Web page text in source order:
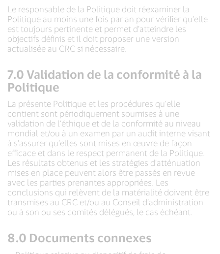
Le responsable de la Politique doit réexaminer la
Politique au moins une fois par an pour vérifier qu’elle
est toujours pertinente et permet d’atteindre les
objectifs définis et il doit proposer une version
actualisée au CRC si nécessaire.
7.0 Validation de la conformité à la
Politique
La présente Politique et les procédures qu’elle
contient sont périodiquement soumises à une
validation de l’éthique et de la conformité au niveau
mondial et/ou à un examen par un audit interne visant
à s’assurer qu’elles sont mises en œuvre de façon
efficace et dans le respect permanent de la Politique.
Les résultats obtenus et les stratégies d’atténuation
mises en place peuvent alors être passés en revue
avec les parties prenantes appropriées. Les
conclusions qui relèvent de la matérialité doivent être
transmises au CRC et/ou au Conseil d’administration
ou à son ou ses comités délégués, le cas échéant.
8.0 Documents connexes